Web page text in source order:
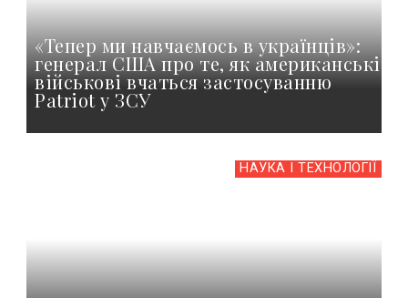
«Тепер ми навчаємось в українців»:
генерал США про те, як американські
військові вчаться застосуванню
Patriot у ЗСУ
НАУКА І ТЕХНОЛОГІЇ